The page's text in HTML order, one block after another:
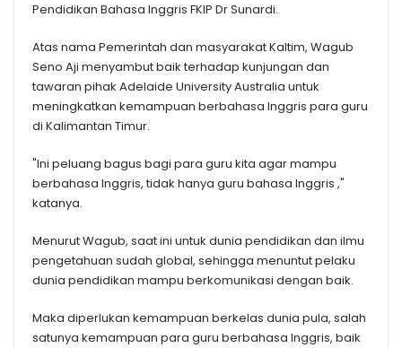
Pendidikan Bahasa Inggris FKIP Dr Sunardi.
Atas nama Pemerintah dan masyarakat Kaltim, Wagub
Seno Aji menyambut baik terhadap kunjungan dan
tawaran pihak Adelaide University Australia untuk
meningkatkan kemampuan berbahasa Inggris para guru
di Kalimantan Timur.
"Ini peluang bagus bagi para guru kita agar mampu
berbahasa Inggris, tidak hanya guru bahasa Inggris ,"
katanya.
Menurut Wagub, saat ini untuk dunia pendidikan dan ilmu
pengetahuan sudah global, sehingga menuntut pelaku
dunia pendidikan mampu berkomunikasi dengan baik.
Maka diperlukan kemampuan berkelas dunia pula, salah
satunya kemampuan para guru berbahasa Inggris, baik